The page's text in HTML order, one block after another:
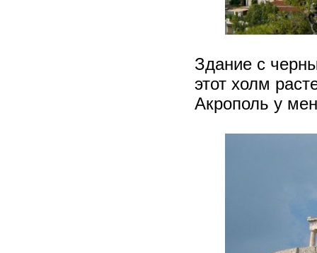
Здание с
этот холм
Акрополь у